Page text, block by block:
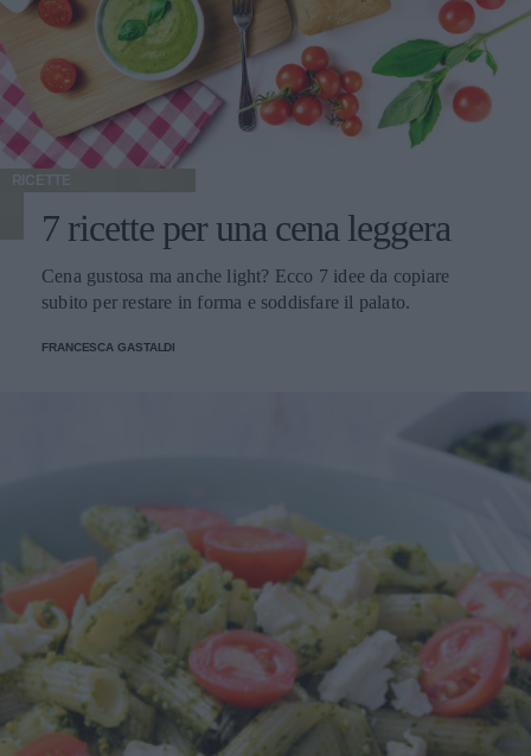
RICETTE
7 ricette per una cena leggera
Cena gustosa ma anche light? Ecco 7 idee da copiare
subito per restare in forma e soddisfare il palato.
FRANCESCA GASTALDI